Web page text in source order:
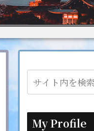
My Profile